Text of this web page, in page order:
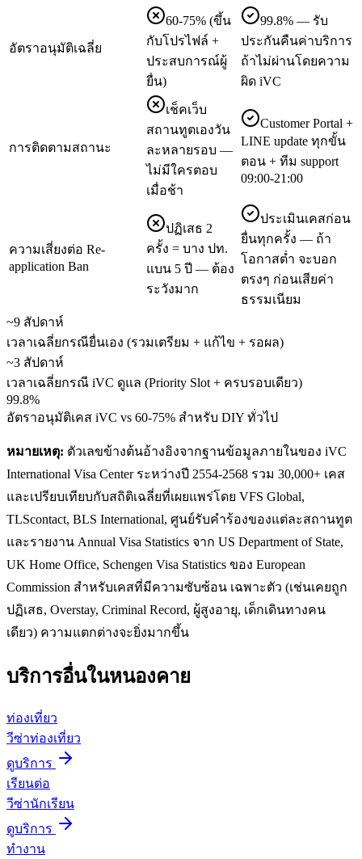
อัตราอนุมัติเฉลี่ย
60-75% (ขึ้น
กับโปรไฟล์ +
ประสบการณ์ผู้
ยื่น)
99.8% — รับ
ประกันคืนค่าบริการ
ถ้าไม่ผ่านโดยความ
ผิด iVC
การติดตามสถานะ
เช็คเว็บ
สถานทูตเองวัน
ละหลายรอบ —
ไม่มีใครตอบ
เมื่อช้า
Customer Portal +
LINE update ทุกขั้น
ตอน + ทีม support
09:00-21:00
ความเสี่ยงต่อ Re-
application Ban
ปฏิเสธ 2
ครั้ง = บาง ปท.
แบน 5 ปี — ต้อง
ระวังมาก
ประเมินเคสก่อน
ยื่นทุกครั้ง — ถ้า
โอกาสต่ำ จะบอก
ตรงๆ ก่อนเสียค่า
ธรรมเนียม
~9 สัปดาห์
เวลาเฉลี่ยกรณียื่นเอง (รวมเตรียม + แก้ไข + รอผล)
~3 สัปดาห์
เวลาเฉลี่ยกรณี iVC ดูแล (Priority Slot + ครบรอบเดียว)
99.8%
อัตราอนุมัติเคส iVC vs 60-75% สำหรับ DIY ทั่วไป
หมายเหตุ: ตัวเลขข้างต้นอ้างอิงจากฐานข้อมูลภายในของ iVC
International Visa Center ระหว่างปี 2554-2568 รวม 30,000+ เคส
และเปรียบเทียบกับสถิติเฉลี่ยที่เผยแพร่โดย VFS Global,
TLScontact, BLS International, ศูนย์รับคำร้องของแต่ละสถานทูต
และรายงาน Annual Visa Statistics จาก US Department of State,
UK Home Office, Schengen Visa Statistics ของ European
Commission สำหรับเคสที่มีความซับซ้อน เฉพาะตัว (เช่นเคยถูก
ปฏิเสธ, Overstay, Criminal Record, ผู้สูงอายุ, เด็กเดินทางคน
เดียว) ความแตกต่างจะยิ่งมากขึ้น
บริการอื่นในหนองคาย
ท่องเที่ยว
วีซ่าท่องเที่ยว
ดูบริการ
เรียนต่อ
วีซ่านักเรียน
ดูบริการ
ทำงาน